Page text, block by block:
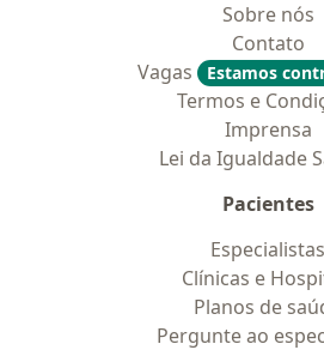
Sobre nós
Contato
Vagas
Estamos
Termos e
Imprensa
Lei da Igualdade
Pacientes
Especialistas
Clínicas e
Planos de
Pergunte ao